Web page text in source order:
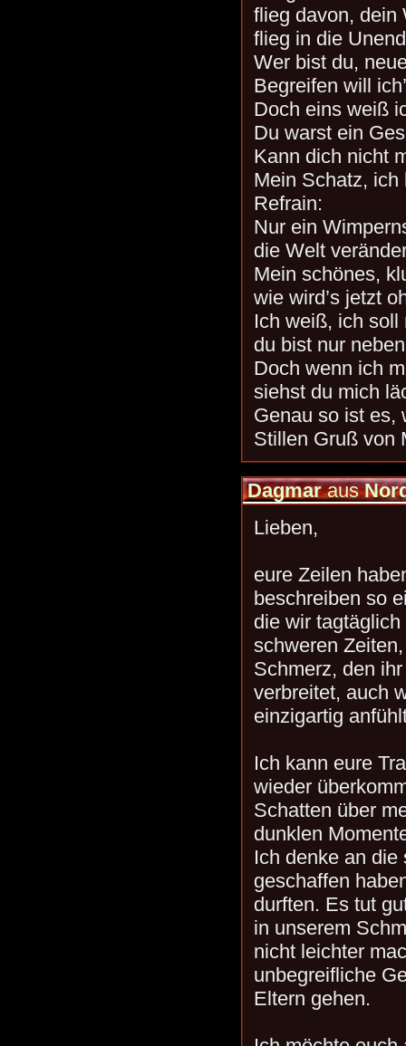
flieg davon, dein
flieg in die
Wer bist du,
Begreifen will
Doch eins weiß
Du warst ein
Kann dich nicht
Mein Schatz, ich
Refrain:
Nur ein
die Welt
Mein schönes,
wie wird’s jetzt
Ich weiß, ich soll
du bist nur
Doch wenn ich
siehst du mich
Genau so ist es,
Stillen Gruß von
Dagmaraus
Lieben,
eure Zeilen
beschreiben so
die wir
schweren
Schmerz, den
verbreitet, auch
einzigartig
Ich kann eure
wieder
Schatten über
dunklen
Ich denke an
geschaffen
durften. Es tut
in unserem
nicht leichter
unbegreifliche
Eltern gehen.